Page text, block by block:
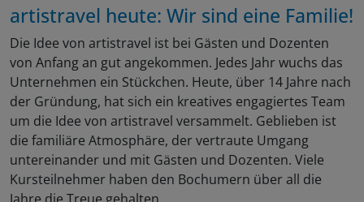
artistravel heute: Wir sind eine Familie!
Die Idee von artistravel ist bei Gästen und Dozenten
von Anfang an gut angekommen. Jedes Jahr wuchs das
Unternehmen ein Stückchen. Heute, über 14 Jahre nach
der Gründung, hat sich ein kreatives engagiertes Team
um die Idee von artistravel versammelt. Geblieben ist
die familiäre Atmosphäre, der vertraute Umgang
untereinander und mit Gästen und Dozenten. Viele
Kursteilnehmer haben den Bochumern über all die